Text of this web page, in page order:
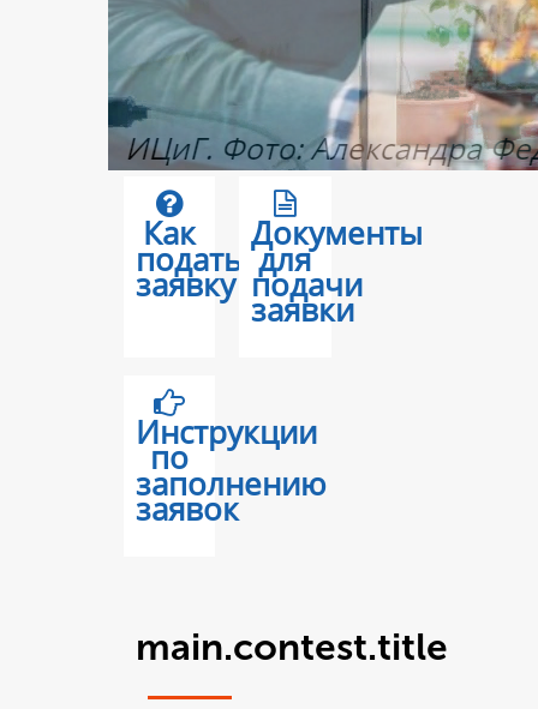
Как
подать
заявку
Документы
для
подачи
заявки
Инструкции
по
заполнению
заявок
main.contest.title